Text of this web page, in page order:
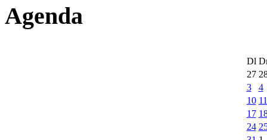
Agenda
Dl
27
3
4
10 11
17
24